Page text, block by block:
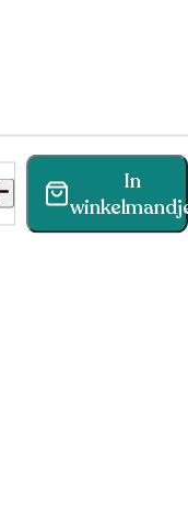
In
op onze